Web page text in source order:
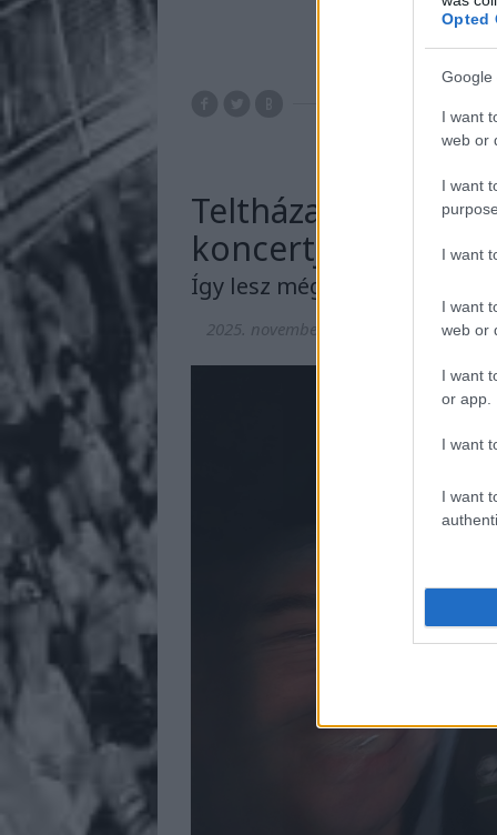
Opted
Google
I want
web or
I want
I want
I want
web or
I want
or app.
I want
I want
Teltházas az Isten
koncertje
Így lesz még egy
2025. november 20.